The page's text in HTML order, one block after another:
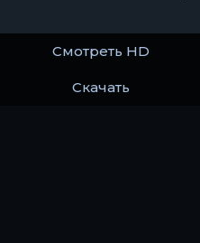
Смотреть HD
Скачать